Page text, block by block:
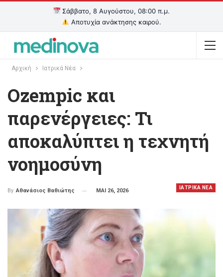
Σάββατο, 8 Αυγούστου, 08:00 π.μ.
Αποτυχία ανάκτησης καιρού.
Αρχική Ιατρικά Νέα
Ozempic και
παρενέργειες: Τι
αποκαλύπτει η τεχνητή
νοημοσύνη
ΙΑΤΡΙΚΑ ΝΕΑ
By Αθανάσιος Βαθιώτης ΜΑΙ 26, 2026